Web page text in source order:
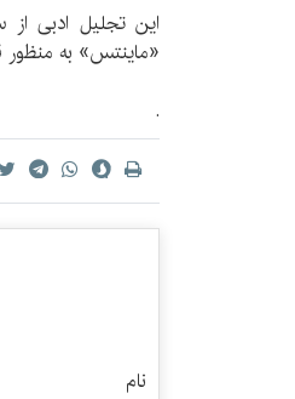
«ماینتس» به منظور
.
نام